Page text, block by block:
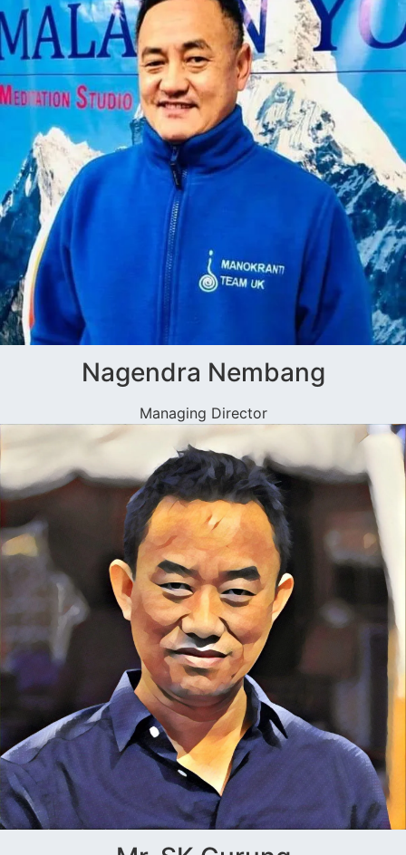
Nagendra Nembang
Managing Director